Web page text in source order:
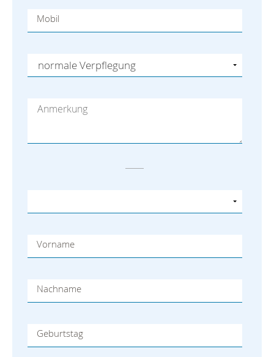
Mobil
Vorname
Nachname
Geburtstag